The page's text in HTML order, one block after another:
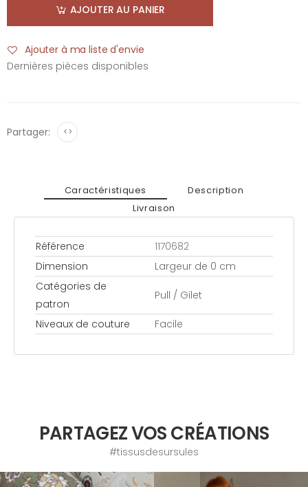
AJOUTER AU PANIER
Ajouter à ma liste d'envie
Dernières pièces disponibles
Partager: <>
Caractéristiques
Description
Livraison
Référence
1170682
Dimension
Largeur de 0 cm
Catégories de
patron
Pull / Gilet
Niveaux de couture Facile
PARTAGEZ VOS CRÉATIONS
#tissusdesursules